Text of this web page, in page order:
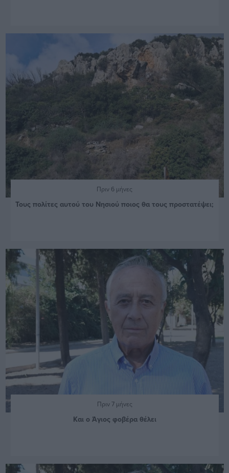
Πριν 6 μήνες
Τους πολίτες αυτού του Νησιού ποιος θα τους προστατέψει;
Πριν 7 μήνες
Και ο Άγιος φοβέρα θέλει